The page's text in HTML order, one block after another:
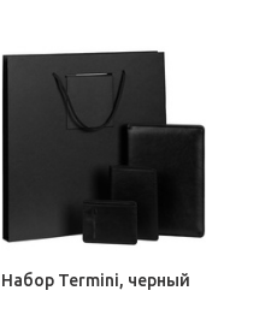
Набор Termini, черный